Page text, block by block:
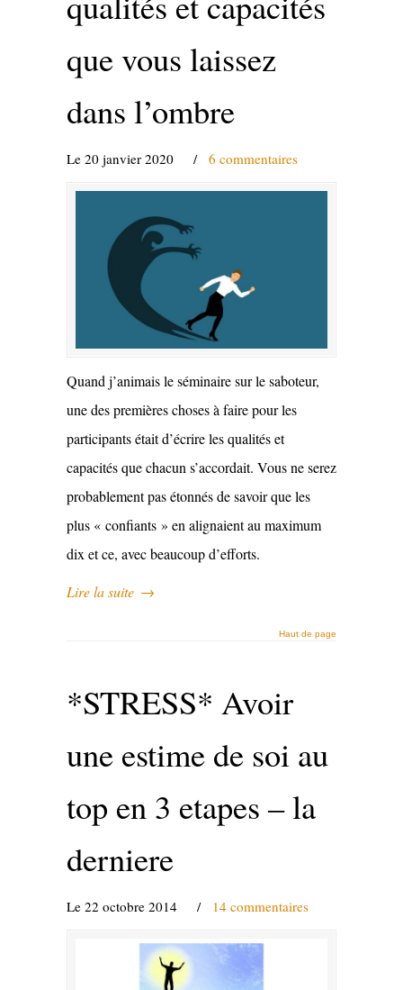
que vous laissez
dans l’ombre
Le 20 janvier 2020 / 6 commentaires
Quand j’animais le séminaire sur le saboteur,
une des premières choses à faire pour les
participants était d’écrire les qualités et
capacités que chacun s’accordait. Vous ne serez
probablement pas étonnés de savoir que les
plus « confiants » en alignaient au maximum
dix et ce, avec beaucoup d’efforts.
Lire la suite →
Haut de page
*STRESS* Avoir
une estime de soi au
top en 3 etapes – la
derniere
Le 22 octobre 2014 / 14 commentaires